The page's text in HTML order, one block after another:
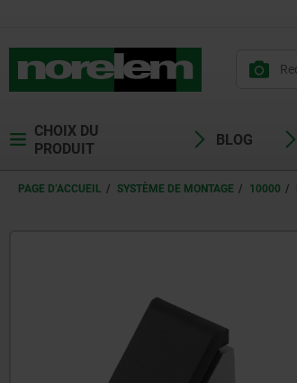
CHOIX DU
PRODUIT
BLOG
PAGE D’ACCUEIL SYSTÈME DE MONTAGE 10000